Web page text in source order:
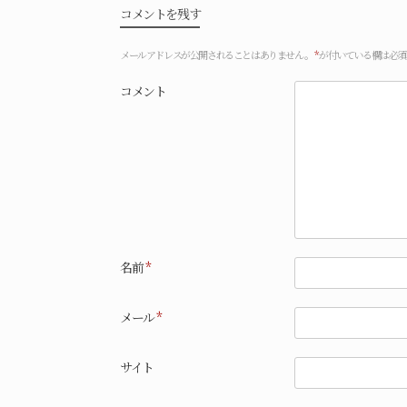
コメントを残す
メールアドレスが公開されることはありません。 *が付いている欄は必
コメント
名前*
メール*
サイト